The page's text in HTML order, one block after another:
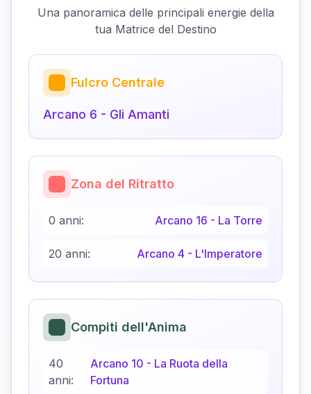
Una panoramica delle principali energie della
tua Matrice del Destino
Fulcro Centrale
Arcano 6 - Gli Amanti
Zona del Ritratto
0 anni: Arcano 16 - La Torre
20 anni: Arcano 4 - L'Imperatore
Compiti dell'Anima
40
anni:
Arcano 10 - La Ruota della
Fortuna